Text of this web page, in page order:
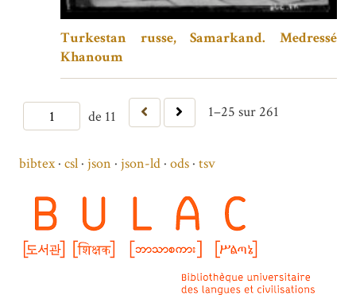
Turkestan russe, Samarkand. Medressé
Khanoum
de 11 1–25 sur 261
bibtex csl json json-ld ods tsv